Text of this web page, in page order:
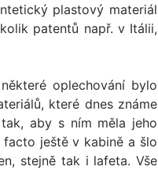
plastový materiál
patentů např. v Itálii,
oplechování bylo
které dnes známe
aby s ním měla jeho
ještě v kabině a šlo
stejně tak i lafeta. Vše